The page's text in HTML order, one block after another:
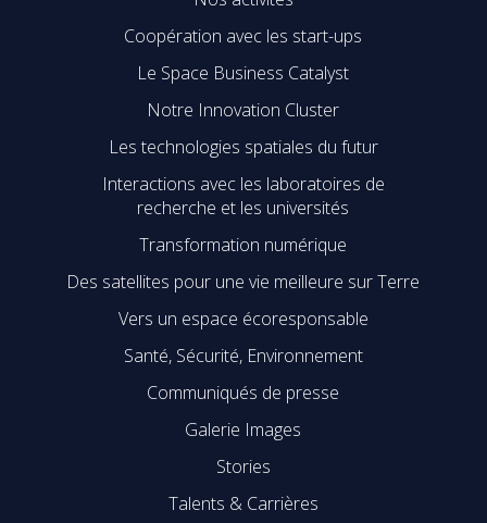
Coopération avec les start-ups
Le Space Business Catalyst
Notre Innovation Cluster
Les technologies spatiales du futur
Interactions avec les laboratoires de
recherche et les universités
Transformation numérique
Des satellites pour une vie meilleure sur Terre
Vers un espace écoresponsable
Santé, Sécurité, Environnement
Communiqués de presse
Galerie Images
Stories
Talents & Carrières